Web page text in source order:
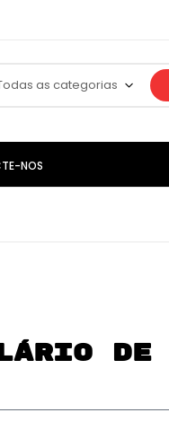
as categorias
NOS